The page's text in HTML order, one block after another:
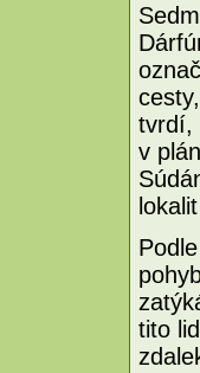
tvrdí,
v
tito